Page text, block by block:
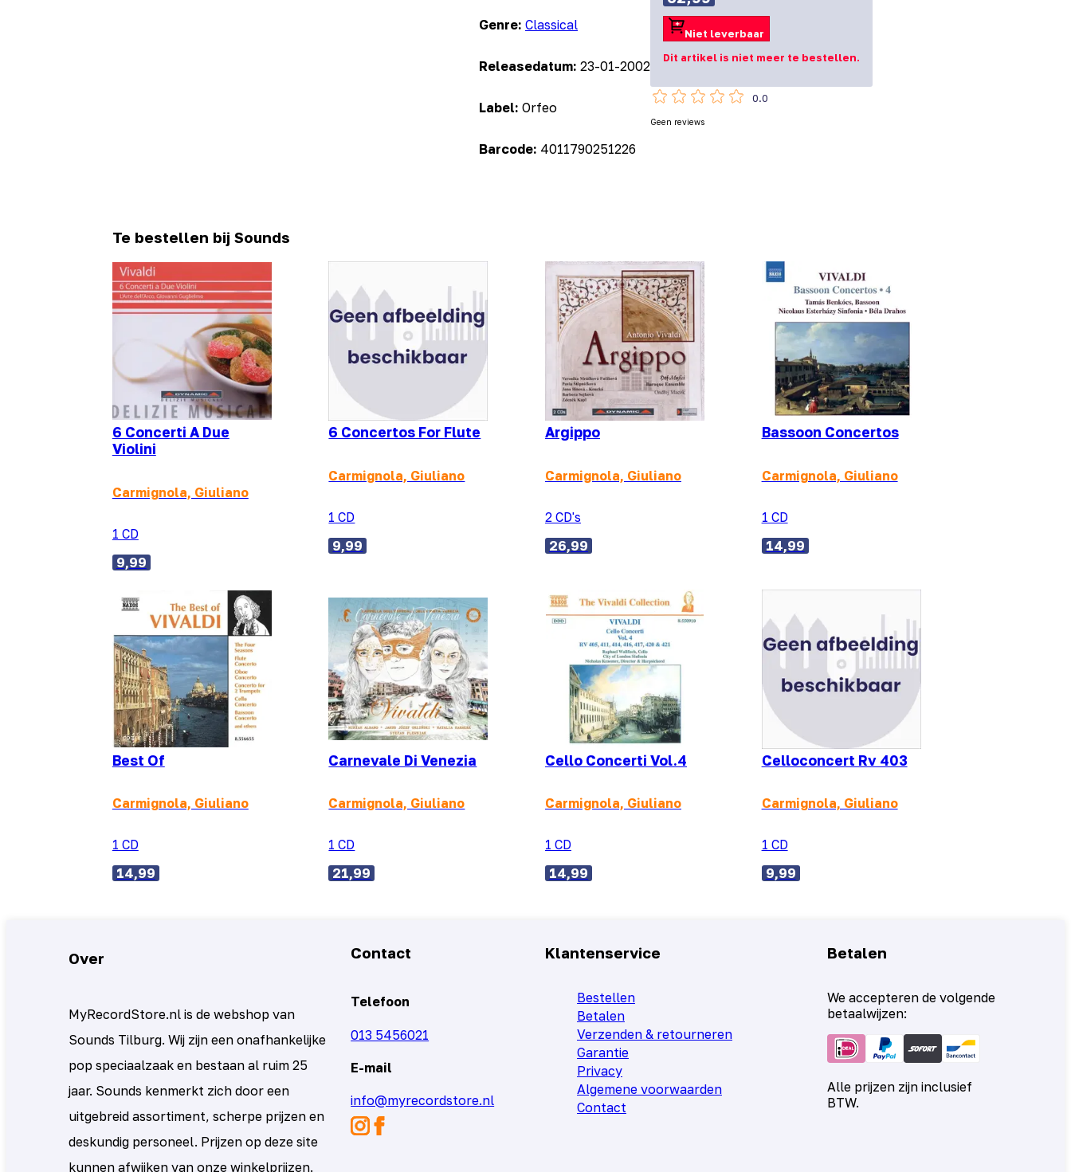
Genre: Classical
Releasedatum: 23-01-2002
Label: Orfeo
Barcode: 4011790251226
Niet leverbaar
Dit artikel is niet meer te bestellen.
0.0
Geen reviews
Te bestellen bij Sounds
6 Concerti A Due
Violini
Carmignola, Giuliano
1 CD
9,99
6 Concertos For Flute
Carmignola, Giuliano
1 CD
9,99
Argippo
Carmignola, Giuliano
2 CD's
26,99
Bassoon Concertos
Carmignola, Giuliano
1 CD
14,99
Best Of
Carmignola, Giuliano
1 CD
14,99
Carnevale Di Venezia
Carmignola, Giuliano
1 CD
21,99
Cello Concerti Vol.4
Carmignola, Giuliano
1 CD
14,99
Celloconcert Rv 403
Carmignola, Giuliano
1 CD
9,99
Over
MyRecordStore.nl is de webshop van
Sounds Tilburg. Wij zijn een onafhankelijke
pop speciaalzaak en bestaan al ruim 25
jaar. Sounds kenmerkt zich door een
uitgebreid assortiment, scherpe prijzen en
deskundig personeel. Prijzen op deze site
kunnen afwijken van onze winkelprijzen.
Contact
Telefoon
013 5456021
E-mail
info@myrecordstore.nl
Klantenservice
Bestellen
Betalen
Verzenden & retourneren
Garantie
Privacy
Algemene voorwaarden
Contact
Betalen
We accepteren de volgende
betaalwijzen:
Alle prijzen zijn inclusief
BTW.